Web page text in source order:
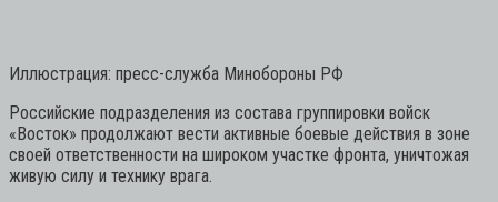
Иллюстрация: пресс-служба Минобороны РФ
Российские подразделения из состава группировки войск
«Восток» продолжают вести активные боевые действия в зоне
своей ответственности на широком участке фронта, уничтожая
живую силу и технику врага.